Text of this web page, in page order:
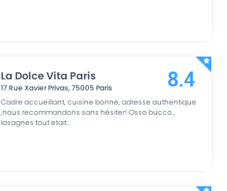
La Dolce Vita Paris
17 Rue Xavier Privas,75005Paris
Cadre accueillant, cuisine bonne, adresse authentique
,nous recommandons sans hésiter! Osso bucco ,
lasagnes tout etait...
8.4